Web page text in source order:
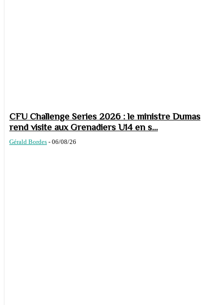
CFU Challenge Series 2026 : le ministre Dumas
rend visite aux Grenadiers U14 en s...
Gérald Bordes - 06/08/26